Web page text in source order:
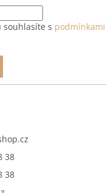
souhlasíte s
38
38